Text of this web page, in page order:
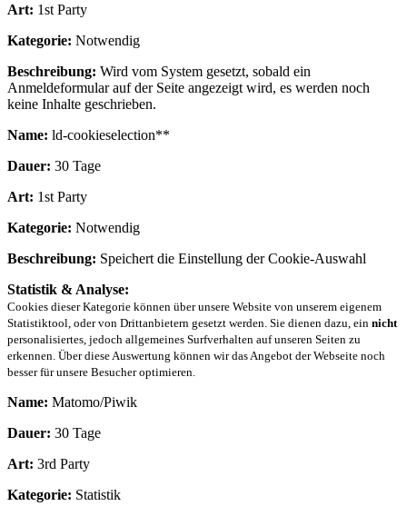
Art: 1st Party
Kategorie: Notwendig
Beschreibung: Wird vom System gesetzt, sobald ein
Anmeldeformular auf der Seite angezeigt wird, es werden noch
keine Inhalte geschrieben.
Name: ld-cookieselection**
Dauer: 30 Tage
Art: 1st Party
Kategorie: Notwendig
Beschreibung: Speichert die Einstellung der Cookie-Auswahl
Statistik & Analyse:
Cookies dieser Kategorie können über unsere Website von unserem eigenem
Statistiktool, oder von Drittanbietern gesetzt werden. Sie dienen dazu, ein nicht
personalisiertes, jedoch allgemeines Surfverhalten auf unseren Seiten zu
erkennen. Über diese Auswertung können wir das Angebot der Webseite noch
besser für unsere Besucher optimieren.
Name: Matomo/Piwik
Dauer: 30 Tage
Art: 3rd Party
Kategorie: Statistik